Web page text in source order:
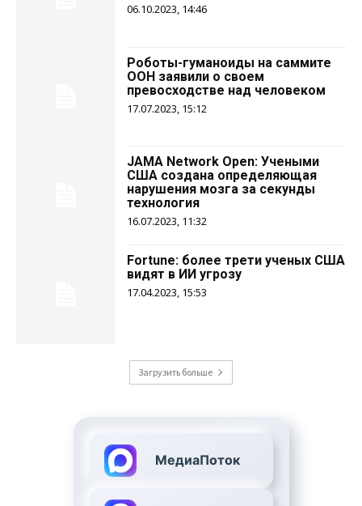
06.10.2023, 14:46
Роботы-гуманоиды на саммите
ООН заявили о своем
превосходстве над человеком
17.07.2023, 15:12
JAMA Network Open: Учеными
США создана определяющая
нарушения мозга за секунды
технология
16.07.2023, 11:32
Fortune: более трети ученых США
видят в ИИ угрозу
17.04.2023, 15:53
Загрузить больше
МедиаПоток